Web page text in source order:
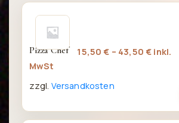
Pizza Chef 15,50€ – 43,50€ inkl.
MwSt
zzgl. Versandkosten
Dieses
Produkt
weist
Varianten
auf.